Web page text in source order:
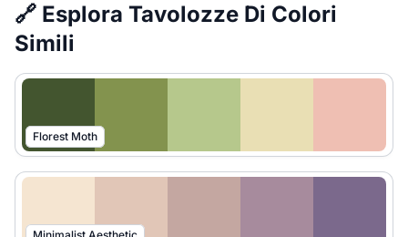
🔗 Esplora Tavolozze Di Colori
Simili
Florest Moth